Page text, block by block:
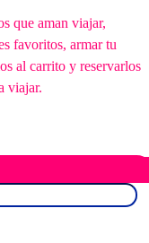
que aman viajar,
favoritos, armar tu
al carrito y reservarlos
viajar.